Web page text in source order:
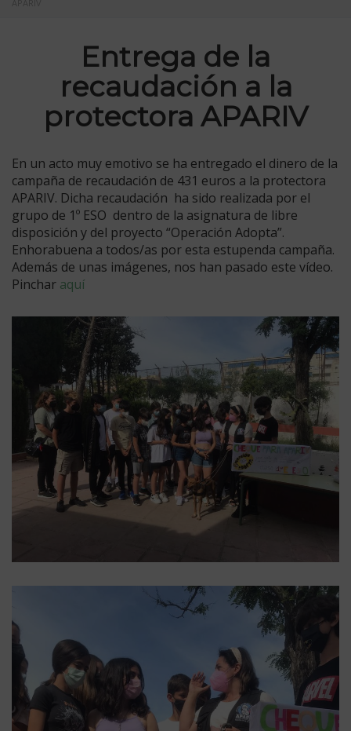
Entrega de la
recaudación a la
protectora APARIV
En un acto muy emotivo se ha entregado el dinero de la
campaña de recaudación de 431 euros a la protectora
APARIV. Dicha recaudación ha sido realizada por el
grupo de 1º ESO dentro de la asignatura de libre
disposición y del proyecto “Operación Adopta”.
Enhorabuena a todos/as por esta estupenda campaña.
Además de unas imágenes, nos han pasado este vídeo.
Pinchar aquí